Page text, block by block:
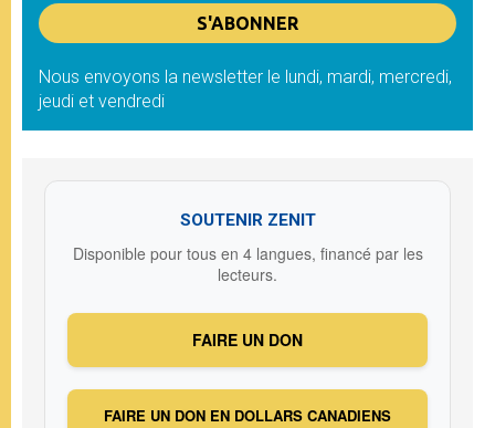
Nous envoyons la newsletter le lundi, mardi, mercredi,
jeudi et vendredi
SOUTENIR ZENIT
Disponible pour tous en 4 langues, financé par les
lecteurs.
FAIRE UN DON
FAIRE UN DON EN DOLLARS CANADIENS